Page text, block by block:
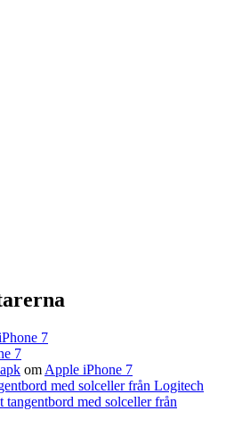
7
7
om Apple iPhone 7
med solceller från Logitech
tangentbord med solceller från